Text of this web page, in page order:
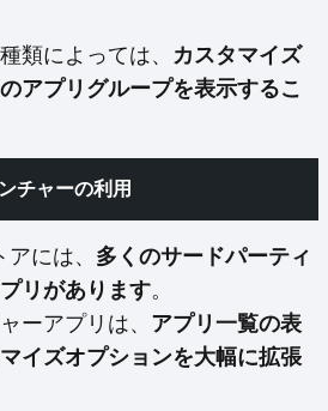
類によっては、 カスタマイズ
アプリグループを表示するこ
チャーの利用
には、 多くのサードパーティ
リがあります。
ーアプリは、 アプリ一覧の表
イズオプションを大幅に拡張